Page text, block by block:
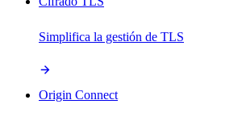
Simplifica la gestión de TLS
Origin Connect